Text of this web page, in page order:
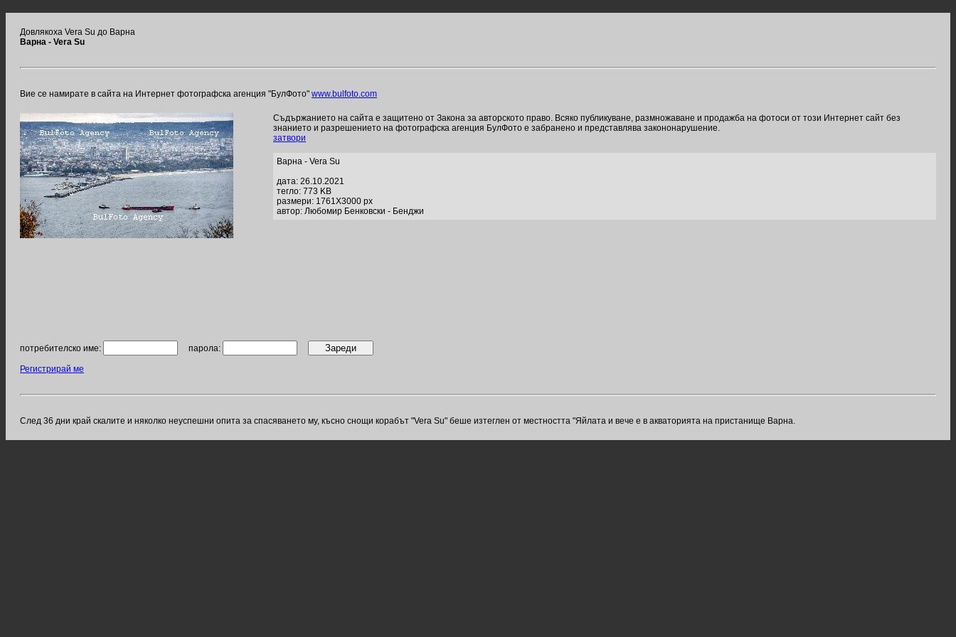
Довлякоха Vera Su до Варна
Варна - Vera Su
Вие се намирате в сайта на Интернет фотографска агенция "БулФото" www.bulfoto.com
Съдържанието на сайта е защитено от Закона за авторското право. Всяко публикуване, размножаване и продажба на фотоси от този Интернет сайт без
знанието и разрешението на фотографска агенция БулФото е забранено и представлява закононарушение.
затвори
Варна - Vera Su
дата: 26.10.2021
тегло: 773 KB
размери: 1761X3000 px
автор: Любомир Бенковски - Бенджи
потребителско име: парола:
Регистрирай ме
След 36 дни край скалите и няколко неуспешни опита за спасяването му, късно снощи корабът "Vera Su" беше изтеглен от местността "Яйлата и вече е в акваторията на пристанище Варна.